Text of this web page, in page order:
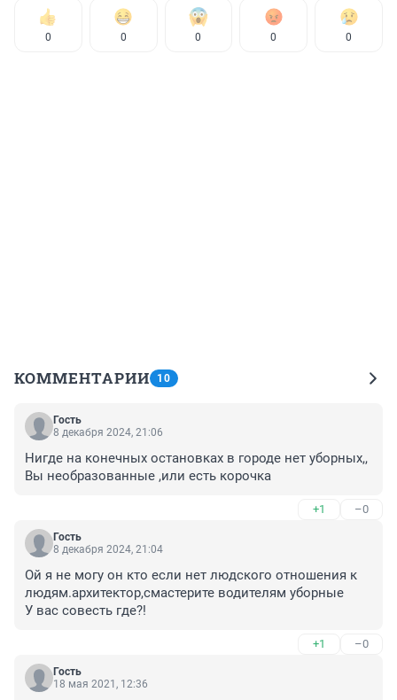
0 0 0 0 0
КОММЕНТАРИИ 10
Гость
8 декабря 2024, 21:06
Нигде на конечных остановках в городе нет уборных,,
Вы необразованные ,или есть корочка
+1 –0
Гость
8 декабря 2024, 21:04
Ой я не могу он кто если нет людского отношения к
людям.архитектор,смастерите водителям уборные
У вас совесть где?!
+1 –0
Гость
18 мая 2021, 12:36